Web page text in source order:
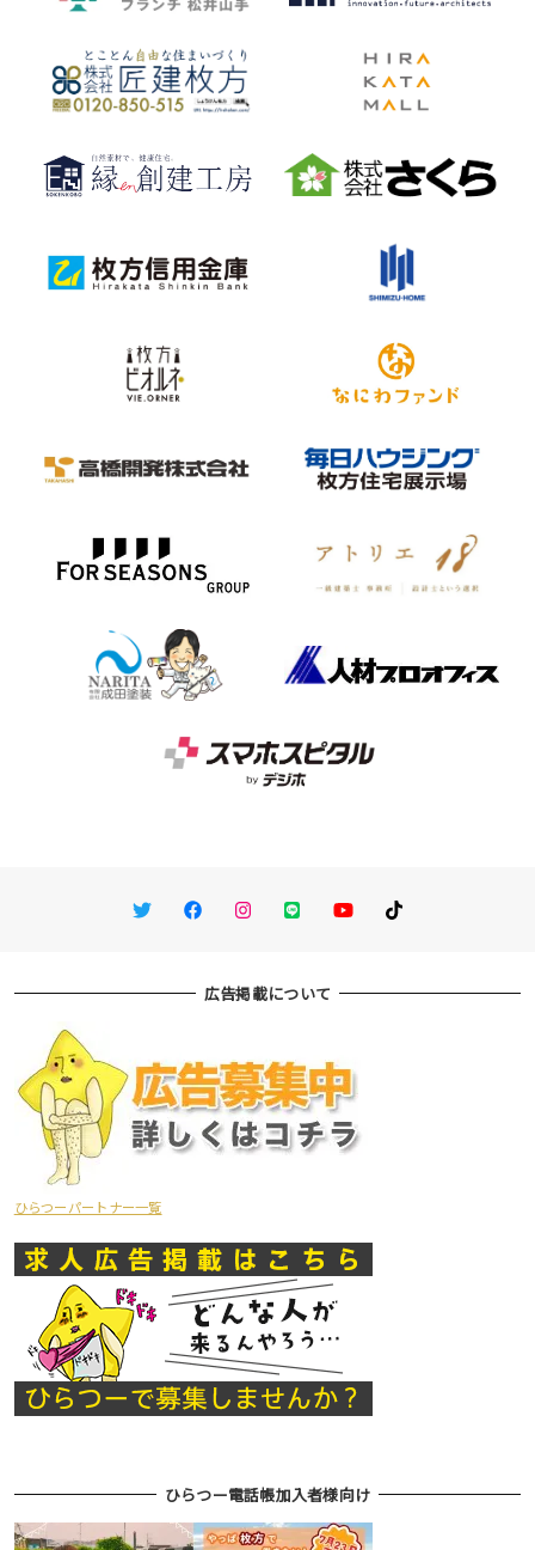
TwitterFacebookInstagram
LINE You TubeTikTok
広告掲載について
ひらつーパートナー一覧
ひらつー電話帳加入者様向け